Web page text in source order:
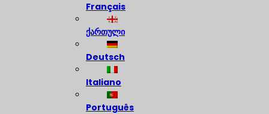
Français
ქართული
Deutsch
Italiano
Português